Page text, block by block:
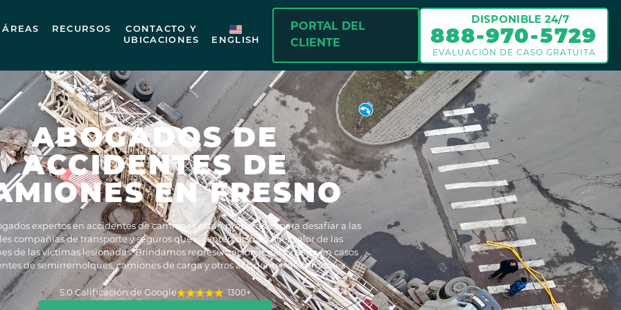
ÁREAS RECURSOS
CONTACTO Y
UBICACIONES
ENGLISH
PORTAL DEL
CLIENTE
DISPONIBLE 24/7
888-970-5729
EVALUACIÓN DE CASO GRATUITA
ABOGADOS DE
ACCIDENTES DE
EN FRESNO
expertos en accidentes de camiones están preparados para desafiar a las
compañías de transporte y seguros que intenten disminuir el valor de las
de las víctimas lesionadas. Brindamos representación legal experta en casos
de semirremolques, camiones de carga y otros accidentes de camiones
comerciales.
1300+
5.0 Calificación de Google